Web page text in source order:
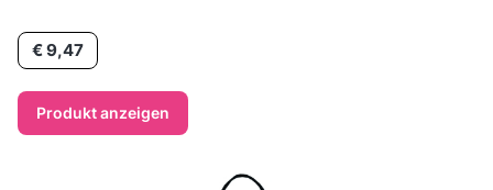
Preis
€ 9,47
Produkt anzeigen